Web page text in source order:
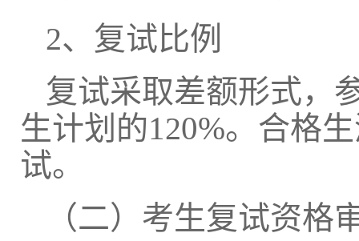
2、复试比例
复试采取差额形式，
生计划的120%。 合格
试。
（二）考生复试资格